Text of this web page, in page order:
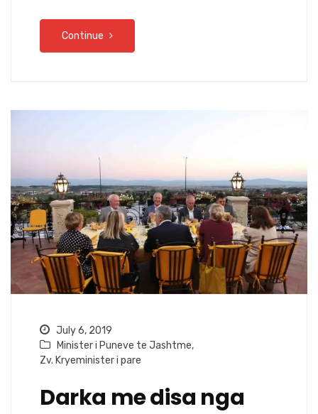
Continue
July 6, 2019
Minister i Puneve te Jashtme,
Zv. Kryeminister i pare
Darka me disa nga